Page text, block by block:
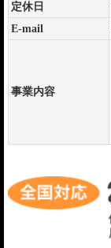
定休日
E-mail
事業内容